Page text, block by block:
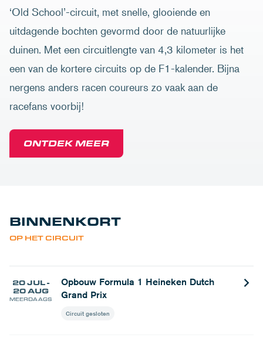
‘Old School’-circuit, met snelle, glooiende en
uitdagende bochten gevormd door de natuurlijke
duinen. Met een circuitlengte van 4,3 kilometer is het
een van de kortere circuits op de F1-kalender. Bijna
nergens anders racen coureurs zo vaak aan de
racefans voorbij!
ONTDEK MEER
BINNENKORT
OP HET CIRCUIT
20 JUL -
20 AUG
MEERDAAGS
Opbouw Formula 1 Heineken Dutch
Grand Prix
Circuit gesloten